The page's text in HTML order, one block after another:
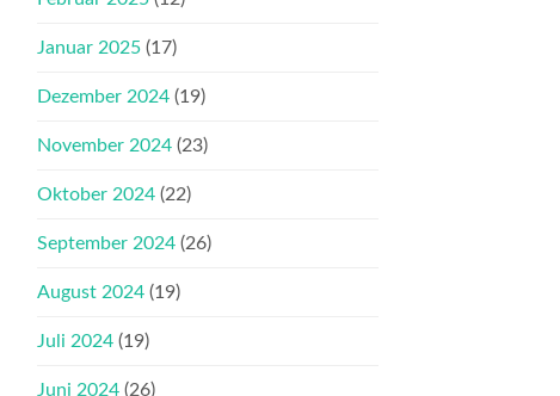
Januar 2025 (17)
Dezember 2024 (19)
November 2024 (23)
Oktober 2024 (22)
September 2024 (26)
August 2024 (19)
Juli 2024 (19)
Juni 2024 (26)